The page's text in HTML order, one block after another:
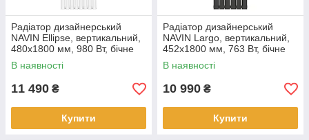
Радіатор дизайнерський
NAVIN Ellipse, вертикальний,
480x1800 мм, 980 Вт, бічне
підключення, білий
В наявності
11 490 ₴
Купити
Радіатор дизайнерський
NAVIN Largo, вертикальний,
452x1800 мм, 763 Вт, бічне
підключення, чорний муар
В наявності
10 990 ₴
Купити